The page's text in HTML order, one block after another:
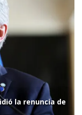
la renuncia de